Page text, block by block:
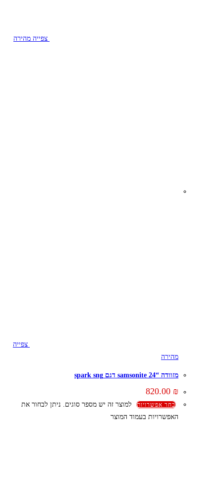
צפייה מהירה
צפייה
מהירה
מזוודה “24 samsonite דגם spark sng
820.00 ₪
בחר אפשרויות
למוצר זה יש מספר סוגים. ניתן לבחור את
האפשרויות בעמוד המוצר